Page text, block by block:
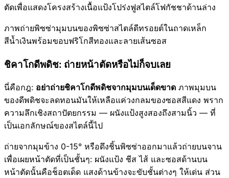
ตัดเพื่อแสดงโครงสร้างเนื้อแป้งโปร่งฟูสไตล์โฟกัชชาด้านล่าง
ภาพถ่ายพิซซ่ามุมบนของพิซซ่าสไตล์ดีทรอยต์ในถาดเหล็ก
สีน้ำเงินพร้อมขอบฟริโกสีทองและลายเส้นซอส
ชิคาโกดีพดิช: ถ่ายหน้าตัดหรือไม่ก็จบเลย
นี่คือกฎ: อย่าถ่ายชิคาโกดีพดิชจากมุมบนเด็ดขาด ภาพมุมบน
ของดีพดิชจะลดทอนมันให้เหลือแค่วงกลมของซอสสีแดง พราก
ความลึกเชิงสถาปัตยกรรม — ผนังแป้งสูงสองถึงสามนิ้ว — ที่
เป็นเอกลักษณ์ของสไตล์นี้ไป
ถ่ายจากมุมข้าง 0-15° หรือดึงชิ้นพิซซ่าออกมาแล้วถ่ายบนจาน
เพื่อเผยหน้าตัดที่เป็นชั้นๆ: ผนังแป้ง ชีส ไส้ และซอสด้านบน
หน้าตัดนั้นคือช็อตเด็ด แสงด้านข้างจะขับชั้นต่างๆ ให้เด่น ส่วน